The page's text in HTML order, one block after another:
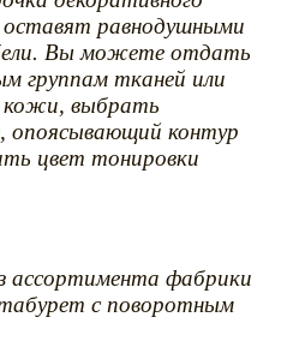
оставят равнодушными
Вы можете отдать
группам тканей или
кожи, выбрать
опоясывающий контур
цвет тонировки
ассортимента фабрики
с поворотным